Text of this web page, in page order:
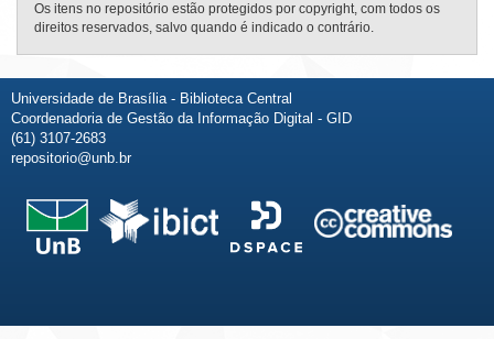
Os itens no repositório estão protegidos por copyright, com todos os
direitos reservados, salvo quando é indicado o contrário.
Universidade de Brasília - Biblioteca Central
Coordenadoria de Gestão da Informação Digital - GID
(61) 3107-2683
repositorio@unb.br